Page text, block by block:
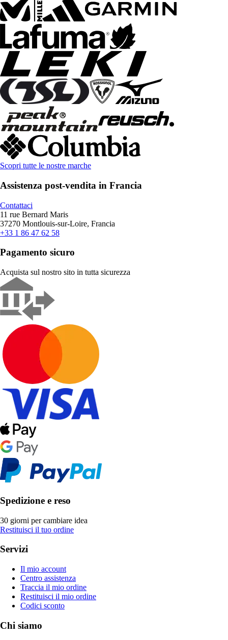
Scopri tutte le nostre marche
Assistenza post-vendita in Francia
Contattaci
11 rue Bernard Maris
37270 Montlouis-sur-Loire, Francia
+33 1 86 47 62 58
Pagamento sicuro
Acquista sul nostro sito in tutta sicurezza
Spedizione e reso
30 giorni per cambiare idea
Restituisci il tuo ordine
Servizi
Il mio account
Centro assistenza
Traccia il mio ordine
Restituisci il mio ordine
Codici sconto
Chi siamo